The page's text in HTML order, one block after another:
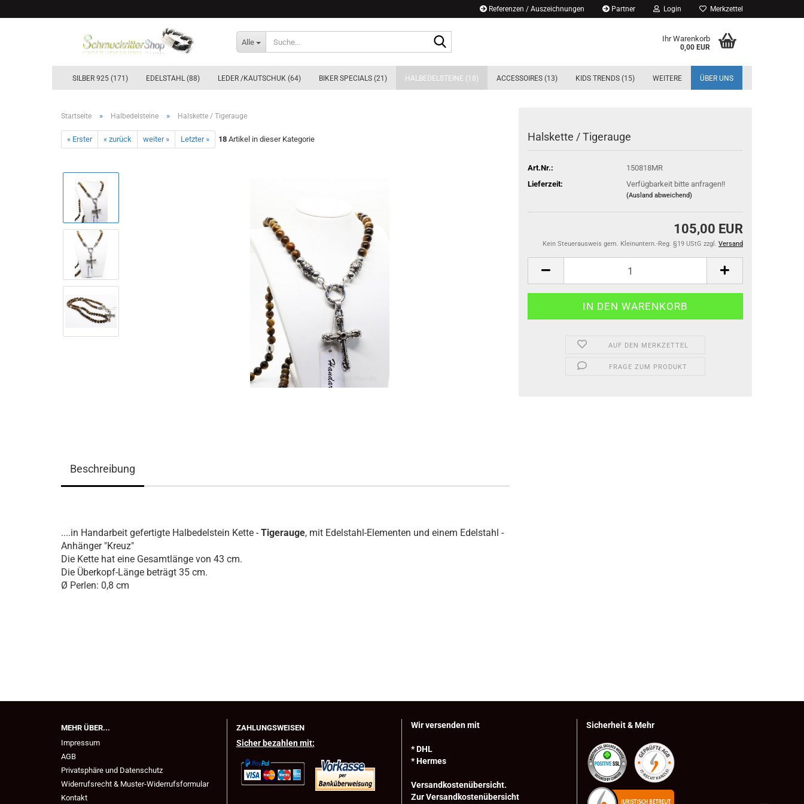
Referenzen / Auszeichnungen Partner Login Merkzettel
Alle Ihr Warenkorb
0,00 EUR
SILBER 925 (171)
Creolen Silber 925´er
EDELSTAHL (88) LEDER /KAUTSCHUK (64) BIKER SPECIALS (21) HALBEDELSTEINE (18) ACCESSOIRES (13) KIDS TRENDS (15) ÜBER UNS
WEITERE
Startseite » Halbedelsteine » Halskette / Tigerauge
« Erster « zurück weiter » Letzter » 18 Artikel in dieser Kategorie Halskette / Tigerauge
Art.Nr.:
150818MR
Lieferzeit:
Verfügbarkeit bitte anfragen!!
(Ausland abweichend)
105,00 EUR
Kein Steuerausweis gem. Kleinuntern.-Reg. §19 UStG zzgl. Versand
AUF DEN MERKZETTEL
FRAGE ZUM PRODUKT
Beschreibung
....in Handarbeit gefertigte Halbedelstein Kette - Tigerauge, mit Edelstahl-Elementen und einem Edelstahl -
Anhänger "Kreuz"
Die Kette hat eine Gesamtlänge von 43 cm.
Die Überkopf-Länge beträgt 35 cm.
​Ø Perlen: 0,8 cm
MEHR ÜBER...
Impressum
AGB
Privatsphäre und Datenschutz
Widerrufsrecht & Muster-Widerrufsformular
Kontakt
ZAHLUNGSWEISEN
Sicher bezahlen mit:
Wir versenden mit
* DHL
* Hermes
Versandkostenübersicht.
Zur Versandkostenübersicht
Sicherheit & Mehr